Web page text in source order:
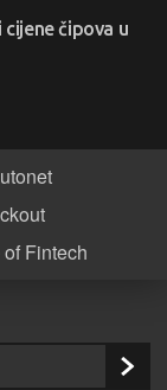
čipova u
of Fintech